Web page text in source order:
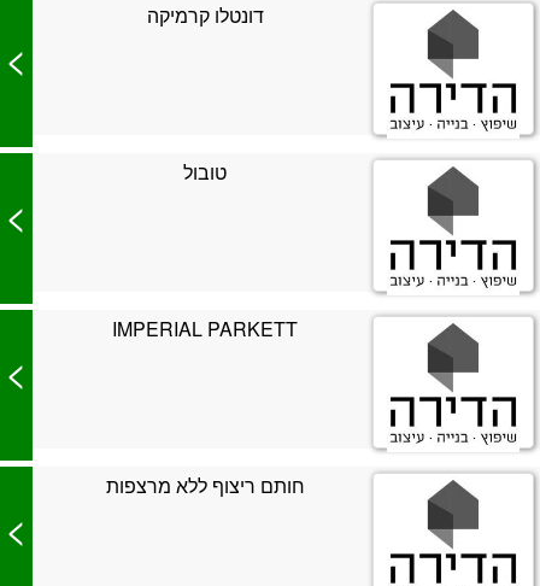
דונטלו קרמיקה
>
טובול
>
IMPERIAL PARKETT
>
חותם ריצוף ללא מרצפות
>